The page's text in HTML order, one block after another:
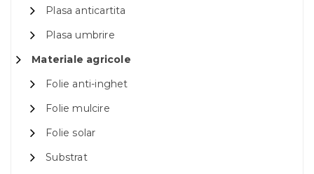
Plasa anticartita
Plasa umbrire
Materiale agricole
Folie anti-inghet
Folie mulcire
Folie solar
Substrat